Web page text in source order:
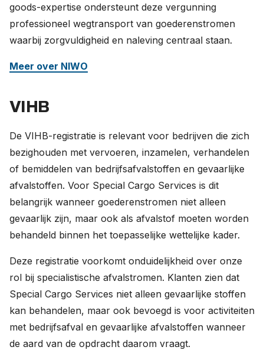
goods-expertise ondersteunt deze vergunning
professioneel wegtransport van goederenstromen
waarbij zorgvuldigheid en naleving centraal staan.
Meer over NIWO
VIHB
De VIHB-registratie is relevant voor bedrijven die zich
bezighouden met vervoeren, inzamelen, verhandelen
of bemiddelen van bedrijfsafvalstoffen en gevaarlijke
afvalstoffen. Voor Special Cargo Services is dit
belangrijk wanneer goederenstromen niet alleen
gevaarlijk zijn, maar ook als afvalstof moeten worden
behandeld binnen het toepasselijke wettelijke kader.
Deze registratie voorkomt onduidelijkheid over onze
rol bij specialistische afvalstromen. Klanten zien dat
Special Cargo Services niet alleen gevaarlijke stoffen
kan behandelen, maar ook bevoegd is voor activiteiten
met bedrijfsafval en gevaarlijke afvalstoffen wanneer
de aard van de opdracht daarom vraagt.